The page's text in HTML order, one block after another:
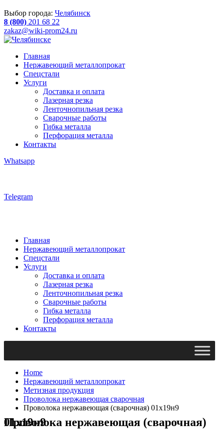
Выбор города: Челябинск
8 (800) 201 68 22
zakaz@wiki-prom24.ru
Главная
Нержавеющий металлопрокат
Спецстали
Услуги
Доставка и оплата
Лазерная резка
Ленточнопильная резка
Сварочные работы
Гибка металла
Перфорация металла
Контакты
Whatsapp
Telegram
Главная
Нержавеющий металлопрокат
Спецстали
Услуги
Доставка и оплата
Лазерная резка
Ленточнопильная резка
Сварочные работы
Гибка металла
Перфорация металла
Контакты
Home
Нержавеющий металлопрокат
Метизная продукция
Проволока нержавеющая сварочная
Проволока нержавеющая (сварочная) 01х19н9
Проволока нержавеющая (сварочная) 01х19н9